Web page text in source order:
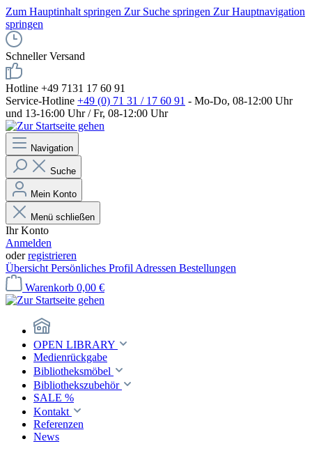
Zum Hauptinhalt springen Zur Suche springen Zur Hauptnavigation
springen
Schneller Versand
Hotline +49 7131 17 60 91
Service-Hotline +49 (0) 71 31 / 17 60 91 - Mo-Do, 08-12:00 Uhr
und 13-16:00 Uhr / Fr, 08-12:00 Uhr
Navigation
Suche
Mein Konto
Menü schließen
Ihr Konto
Anmelden
oderregistrieren
Übersicht Persönliches Profil Adressen Bestellungen
Warenkorb 0,00 €
OPEN LIBRARY
Medienrückgabe
Bibliotheksmöbel
Bibliothekszubehör
SALE %
Kontakt
Referenzen
News